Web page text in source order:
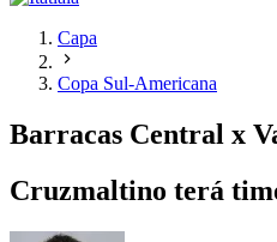
Capa
Copa Sul-Americana
Barracas Central x
Cruzmaltino terá